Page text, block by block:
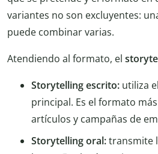
variantes no son excluyentes:
puede combinar varias.
Atendiendo al formato, el
Storytelling escrito: utiliza
principal. Es el formato
artículos y campañas de
Storytelling oral:transmite